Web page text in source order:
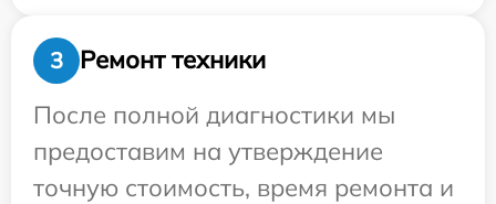
3
Ремонт техники
После полной диагностики мы
предоставим на утверждение
точную стоимость, время ремонта и